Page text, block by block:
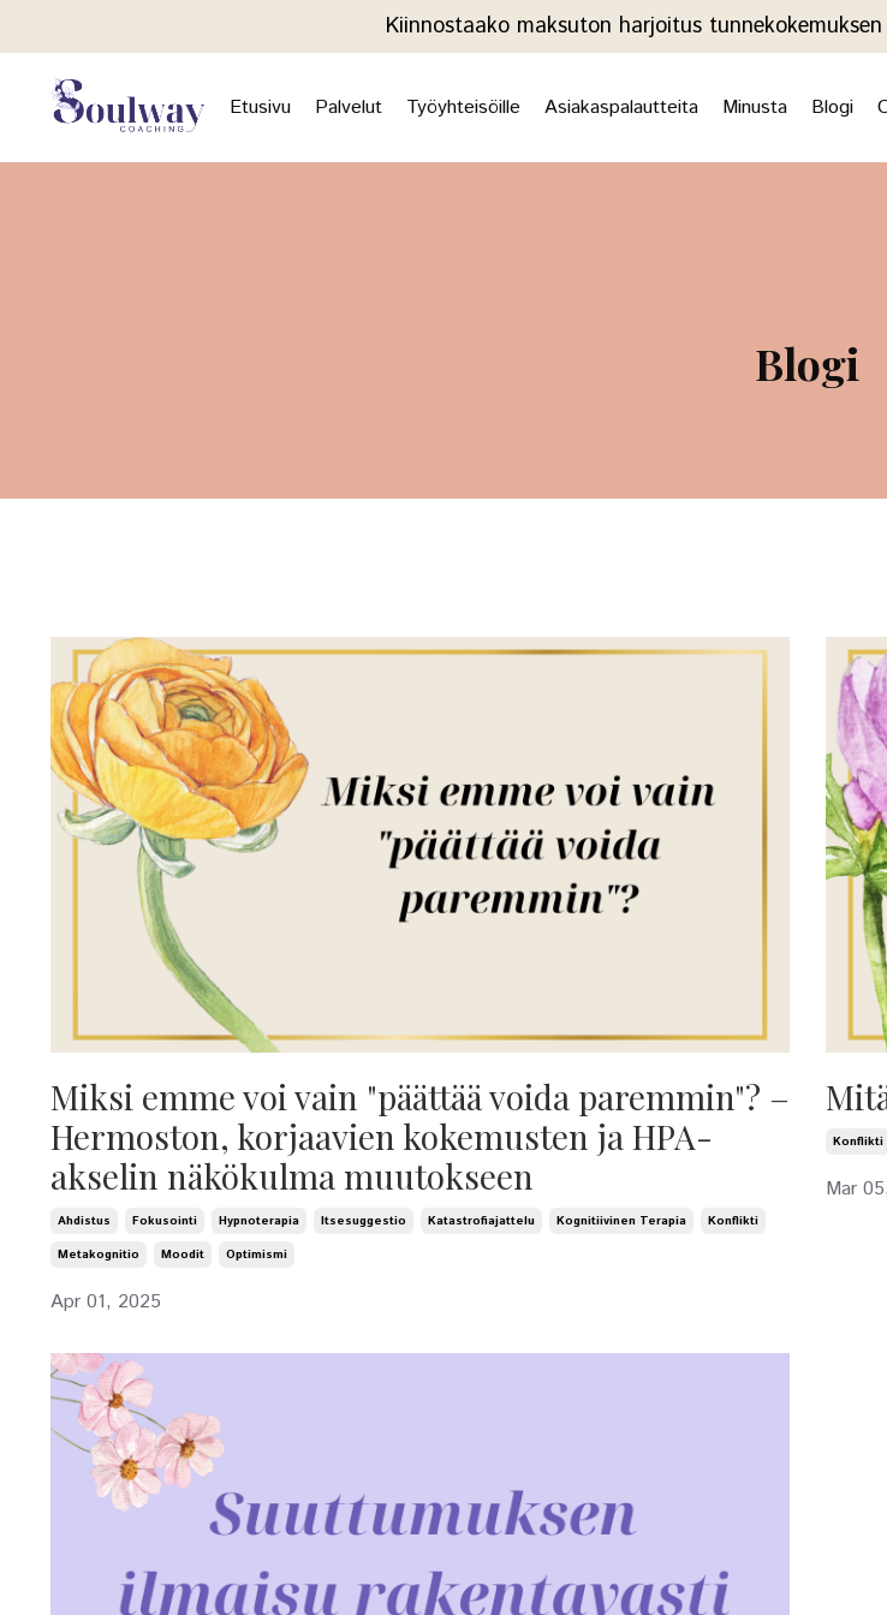
Kiinnostaako maksuton harjoitus
Etusivu Palvelut Työyhteisöille Asiakaspalautteita Minusta Blogi
Blogi
Miksi emme voi vain "päättää voida paremmin"? –
Hermoston, korjaavien kokemusten ja HPA-
akselin näkökulma muutokseen
Ahdistus Fokusointi Hypnoterapia Itsesuggestio Katastrofiajattelu Kognitiivinen Terapia
Konflikti
Metakognitio
Moodit Optimismi
Apr 01, 2025
Konflikti
Mar